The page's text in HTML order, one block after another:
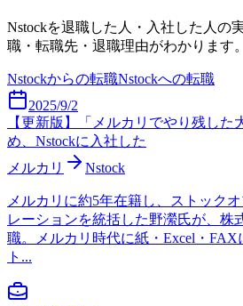
Nstockを退職した人・入社した人の
職・転職先・退職理由がわかります。
Nstockからの転職Nstockへの転職
2025/9/2
【更新版】「メルカリでやり残した
め、Nstockに入社した
メルカリ
Nstock
メルカリに約5年在籍し、ストック
レーションを統括した野瀠氏が、株
職。メルカリ時代に紙・Excel・FAX
ト...